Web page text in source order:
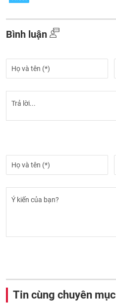
Bình luận
Tin cùng chuyên mục